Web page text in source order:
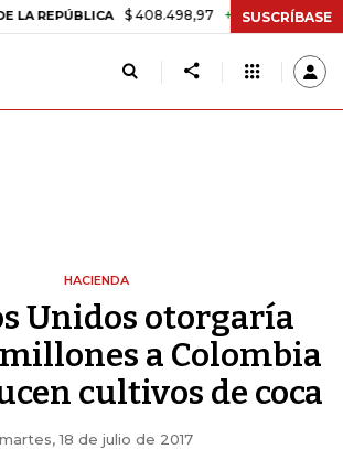
$ 408.498,97 +$ 8.753,81 +2,19%
SUSCRÍBASE
HACIENDA
Unidos otorgaría
a Colombia
cultivos de coca
martes, 18 de julio de 2017